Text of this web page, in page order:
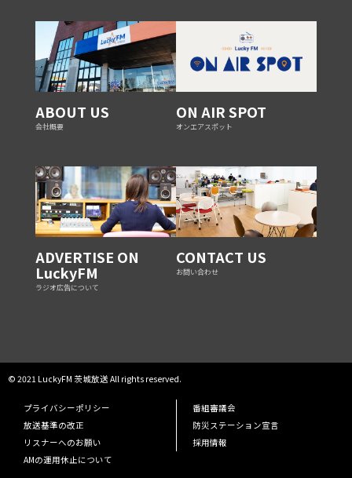
ABOUT US
会社概要
ON AIR SPOT
オンエアスポット
ADVERTISE ON
LuckyFM
ラジオ広告について
CONTACT US
お問い合わせ
© 2021 LuckyFM 茨城放送 All rights reserved.
プライバシーポリシー
番組審議会
放送基準の改正
防災ステーション宣言
リスナーへのお願い
採用情報
AMの運用休止について